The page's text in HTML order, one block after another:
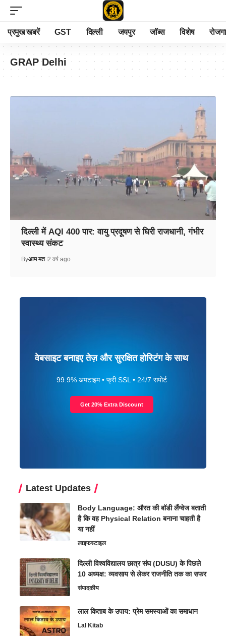
प्रमुख खबरें GST दिल्ली जयपुर जॉब्स विशेष
GRAP Delhi
दिल्ली में AQI 400 पार: वायु प्रदूषण से घिरी राजधानी, गंभीर
स्वास्थ्य संकट
Byआम मत 2 वर्ष ago
वेबसाइट बनाइए तेज़ और सुरक्षित होस्टिंग के साथ
99.9% अपटाइम • फ्री SSL • 24/7 सपोर्ट
Get 20% Extra Discount
Latest Updates
Body Language: औरत की बॉडी लैंग्वेज बताती
है कि वह Physical Relation बनाना चाहती है
या नहीं
लाइफस्टाइल
दिल्ली विश्वविद्यालय छात्र संघ (DUSU) के पिछले
10 अध्यक्ष: व्यवसाय से लेकर राजनीति तक का सफर
संपादकीय
लाल किताब के उपाय: प्रेम समस्याओं का समाधान
Lal Kitab